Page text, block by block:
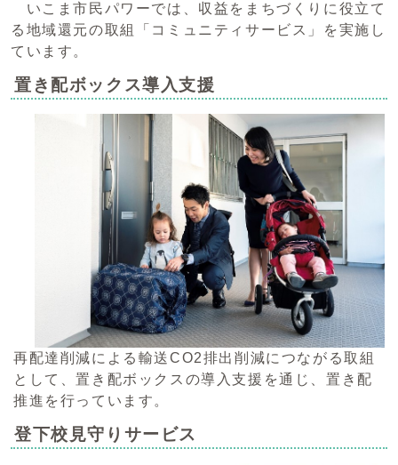
いこま市民パワーでは、収益をまちづくりに役立て
る地域還元の取組「コミュニティサービス」を実施し
ています。
置き配ボックス導入支援
再配達削減による輸送CO2排出削減につながる取組
として、置き配ボックスの導入支援を通じ、置き配
推進を行っています。
登下校見守りサービス